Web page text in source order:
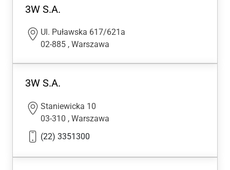
3W S.A.
Ul. Puławska 617/621a
02-885 , Warszawa
3W S.A.
Staniewicka 10
03-310 , Warszawa
(22) 3351300